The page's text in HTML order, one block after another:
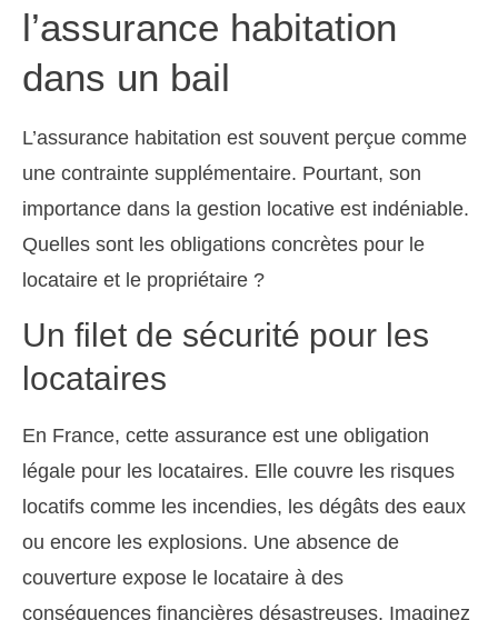
l’assurance habitation
dans un bail
L’assurance habitation est souvent perçue comme
une contrainte supplémentaire. Pourtant, son
importance dans la gestion locative est indéniable.
Quelles sont les obligations concrètes pour le
locataire et le propriétaire ?
Un filet de sécurité pour les
locataires
En France, cette assurance est une obligation
légale pour les locataires. Elle couvre les risques
locatifs comme les incendies, les dégâts des eaux
ou encore les explosions. Une absence de
couverture expose le locataire à des
conséquences financières désastreuses. Imaginez